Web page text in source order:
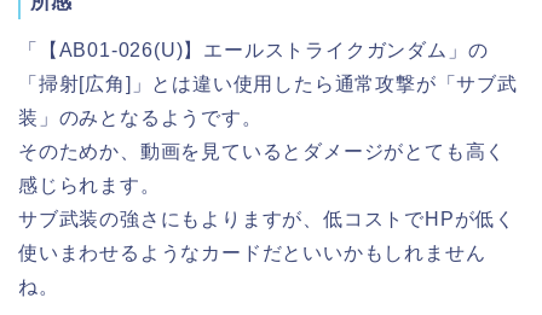
「【AB01-026(U)】エールストライクガンダム」の
「掃射[広角]」とは違い使用したら通常攻撃が「サブ武
装」のみとなるようです。
そのためか、動画を見ているとダメージがとても高く
感じられます。
サブ武装の強さにもよりますが、低コストでHPが低く
使いまわせるようなカードだといいかもしれません
ね。